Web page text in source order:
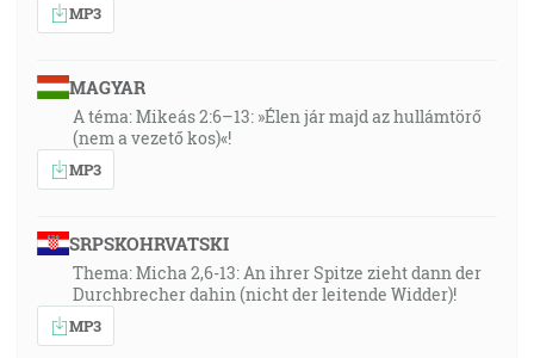
MP3
MAGYAR
A téma: Mikeás 2:6–13: »Élen jár majd az hullámtörő
(nem a vezető kos)«!
MP3
SRPSKOHRVATSKI
Thema: Micha 2,6-13: An ihrer Spitze zieht dann der
Durchbrecher dahin (nicht der leitende Widder)!
MP3